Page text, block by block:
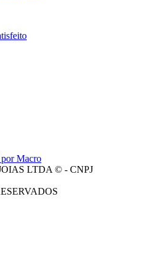
por Macro
LTDA © - CNPJ